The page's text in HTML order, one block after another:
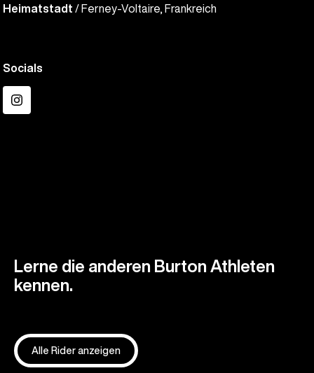
Heimatstadt / Ferney-Voltaire, Frankreich
Socials
Instagram
Lerne die anderen Burton Athleten
kennen.
Alle Rider anzeigen